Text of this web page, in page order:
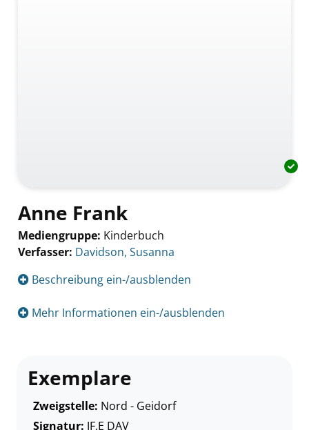
Anne Frank
Mediengruppe: Kinderbuch
Verfasser: Suche nach diesem Verfasser
Davidson, Susanna
Beschreibung ein-/ausblenden
Mehr Informationen ein-/ausblenden
Exemplare
Zweigstelle: Nord - Geidorf
Signatur: JF.E DAV